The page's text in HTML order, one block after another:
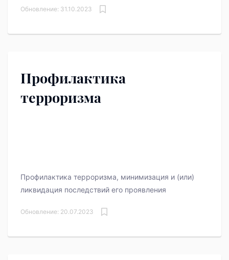
Обновление: 31.10.2023
Профилактика
терроризма
Профилактика терроризма, минимизация и (или)
ликвидация последствий его проявления
Обновление: 20.07.2023